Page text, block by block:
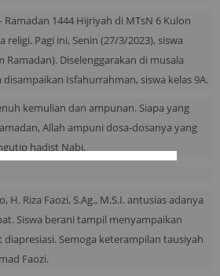
Ramadan 1444 Hijriyah di MTsN 6 Kulon
religi. Pagi ini, Senin (27/3/2023), siswa
Diselenggarakan di musala
Isfahurrahman, siswa kelas 9A.
kemulian dan ampunan. Siapa yang
Allah ampuni dosa-dosanya yang
hadist Nabi.
H. Riza Faozi, S.Ag., M.S.I. antusias adanya
Siswa berani tampil menyampaikan
Semoga keterampilan tausiyah
Faozi.